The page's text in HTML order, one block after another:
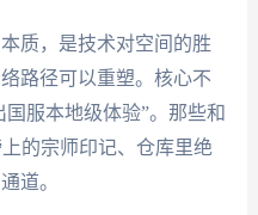
质，是技术对空间的胜
路径可以重塑。核心不
国服本地级体验”。那些和
的宗师印记、仓库里绝
道。